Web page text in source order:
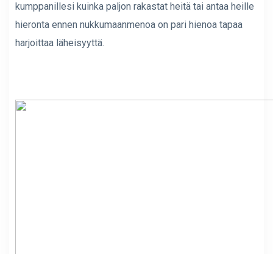
kumppanillesi kuinka paljon rakastat heitä tai antaa heille
hieronta ennen nukkumaanmenoa on pari hienoa tapaa
harjoittaa läheisyyttä.